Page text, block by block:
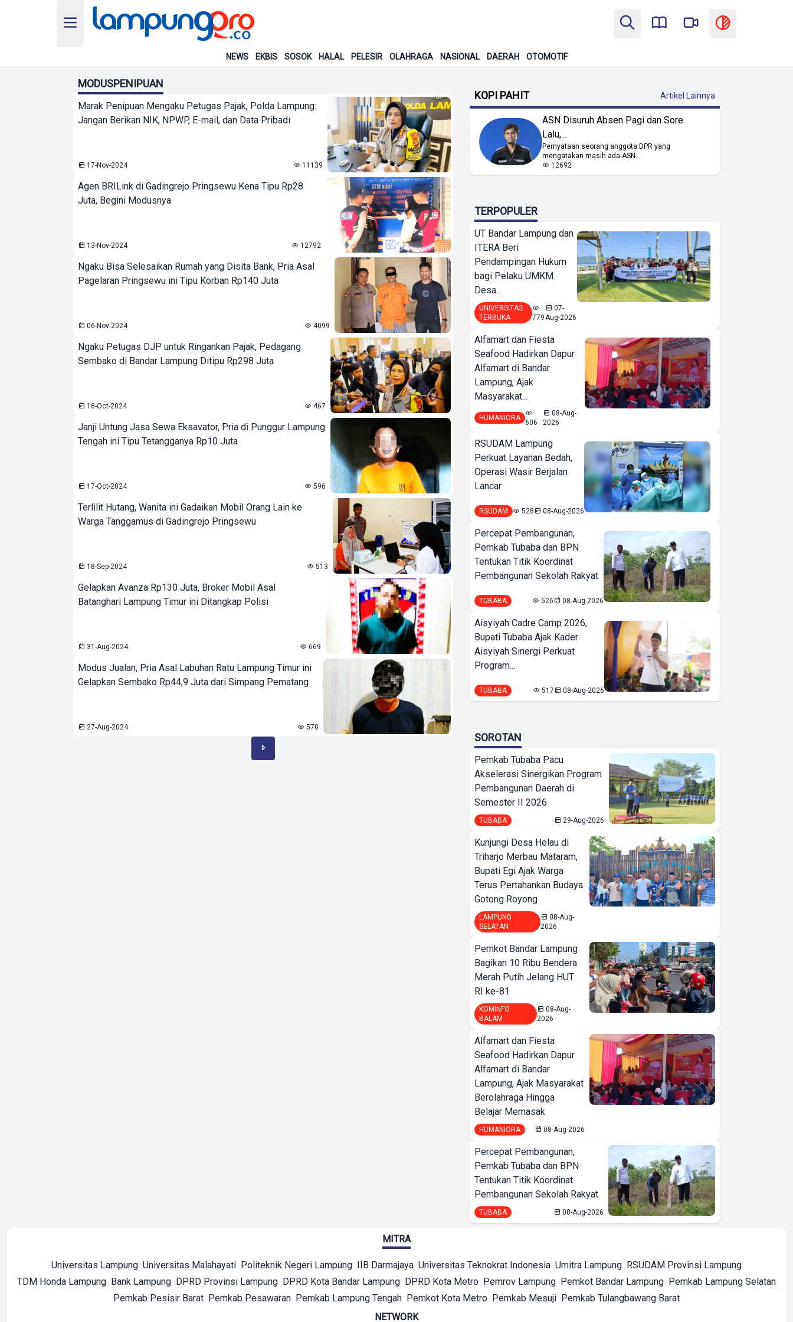
NEWS EKBIS SOSOK HALAL PELESIR OLAHRAGA NASIONAL DAERAH OTOMOTIF
MODUSPENIPUAN
Marak Penipuan Mengaku Petugas Pajak, Polda Lampung:
Jangan Berikan NIK, NPWP, E-mail, dan Data Pribadi
17-Nov-2024 11139
Agen BRILink di Gadingrejo Pringsewu Kena Tipu Rp28
Juta, Begini Modusnya
13-Nov-2024 12792
Ngaku Bisa Selesaikan Rumah yang Disita Bank, Pria Asal
Pagelaran Pringsewu ini Tipu Korban Rp140 Juta
06-Nov-2024 4099
Ngaku Petugas DJP untuk Ringankan Pajak, Pedagang
Sembako di Bandar Lampung Ditipu Rp298 Juta
18-Oct-2024 467
Janji Untung Jasa Sewa Eksavator, Pria di Punggur Lampung
Tengah ini Tipu Tetangganya Rp10 Juta
17-Oct-2024 596
Terlilit Hutang, Wanita ini Gadaikan Mobil Orang Lain ke
Warga Tanggamus di Gadingrejo Pringsewu
18-Sep-2024 513
Gelapkan Avanza Rp130 Juta, Broker Mobil Asal
Batanghari Lampung Timur ini Ditangkap Polisi
31-Aug-2024 669
Modus Jualan, Pria Asal Labuhan Ratu Lampung Timur ini
Gelapkan Sembako Rp44,9 Juta dari Simpang Pematang
27-Aug-2024 570
KOPI PAHIT Artikel Lainnya
ASN Disuruh Absen Pagi dan Sore.
Lalu,...
Pernyataan seorang anggota DPR yang
mengatakan masih ada ASN...
12692
TERPOPULER
UT Bandar Lampung dan
ITERA Beri
Pendampingan Hukum
bagi Pelaku UMKM
Desa...
UNIVERSITAS
TERBUKA
779
07-
Aug-2026
Alfamart dan Fiesta
Seafood Hadirkan Dapur
Alfamart di Bandar
Lampung, Ajak
Masyarakat...
HUMANIORA
606
08-Aug-
2026
RSUDAM Lampung
Perkuat Layanan Bedah,
Operasi Wasir Berjalan
Lancar
RSUDAM 528 08-Aug-2026
Percepat Pembangunan,
Pemkab Tubaba dan BPN
Tentukan Titik Koordinat
Pembangunan Sekolah Rakyat
TUBABA 526 08-Aug-2026
Aisyiyah Cadre Camp 2026,
Bupati Tubaba Ajak Kader
Aisyiyah Sinergi Perkuat
Program...
TUBABA 517 08-Aug-2026
SOROTAN
Pemkab Tubaba Pacu
Akselerasi Sinergikan Program
Pembangunan Daerah di
Semester II 2026
TUBABA 29-Aug-2026
Kunjungi Desa Helau di
Triharjo Merbau Mataram,
Bupati Egi Ajak Warga
Terus Pertahankan Budaya
Gotong Royong
LAMPUNG
SELATAN
08-Aug-
2026
Pemkot Bandar Lampung
Bagikan 10 Ribu Bendera
Merah Putih Jelang HUT
RI ke-81
KOMINFO
BALAM
08-Aug-
2026
Alfamart dan Fiesta
Seafood Hadirkan Dapur
Alfamart di Bandar
Lampung, Ajak Masyarakat
Berolahraga Hingga
Belajar Memasak
HUMANIORA 08-Aug-2026
Percepat Pembangunan,
Pemkab Tubaba dan BPN
Tentukan Titik Koordinat
Pembangunan Sekolah Rakyat
TUBABA 08-Aug-2026
MITRA
Universitas Lampung Universitas Malahayati Politeknik Negeri Lampung IIB Darmajaya Universitas Teknokrat Indonesia Umitra Lampung RSUDAM Provinsi Lampung
TDM Honda Lampung Bank Lampung DPRD Provinsi Lampung DPRD Kota Bandar Lampung DPRD Kota Metro Pemrov Lampung Pemkot Bandar Lampung Pemkab Lampung Selatan
Pemkab Pesisir Barat Pemkab Pesawaran Pemkab Lampung Tengah Pemkot Kota Metro Pemkab Mesuji Pemkab Tulangbawang Barat
NETWORK